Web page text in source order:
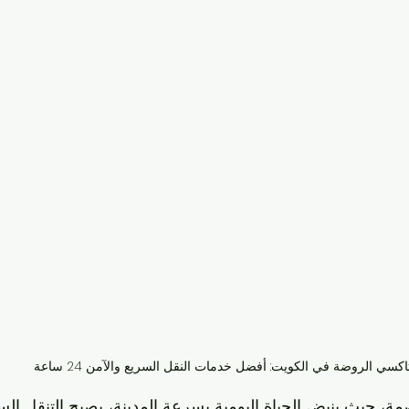
الروضة في الكويت: أفضل خدمات النقل السريع والآمن 24 ساعة